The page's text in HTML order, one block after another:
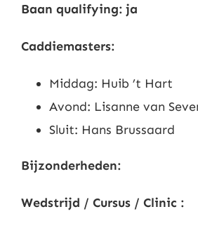
Baan qualifying: ja
Caddiemasters:
Middag: Huib ’t Hart
Avond: Lisanne van
Sluit: Hans Brussaard
Bijzonderheden:
Wedstrijd / Cursus / Clinic :